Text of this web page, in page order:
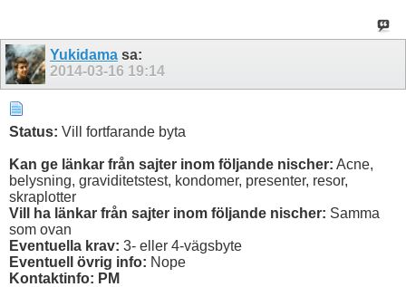
Yukidama sa:
2014-03-16 19:14
Status: Vill fortfarande byta
Kan ge länkar från sajter inom följande nischer: Acne,
belysning, graviditetstest, kondomer, presenter, resor,
skraplotter
Vill ha länkar från sajter inom följande nischer: Samma
som ovan
Eventuella krav: 3- eller 4-vägsbyte
Eventuell övrig info: Nope
Kontaktinfo: PM